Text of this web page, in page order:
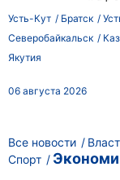
Усть-Кут Братск
Северобайкальск
Якутия
06 августа 2026
Все новости
Спорт